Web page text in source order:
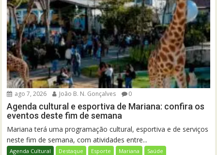
ago 7, 2026 João B. N. Gonçalves 0
Agenda cultural e esportiva de Mariana: confira os
eventos deste fim de semana
Mariana terá uma programação cultural, esportiva e de serviços
neste fim de semana, com atividades entre...
Agenda Cultural Destaque Esporte Mariana Saúde